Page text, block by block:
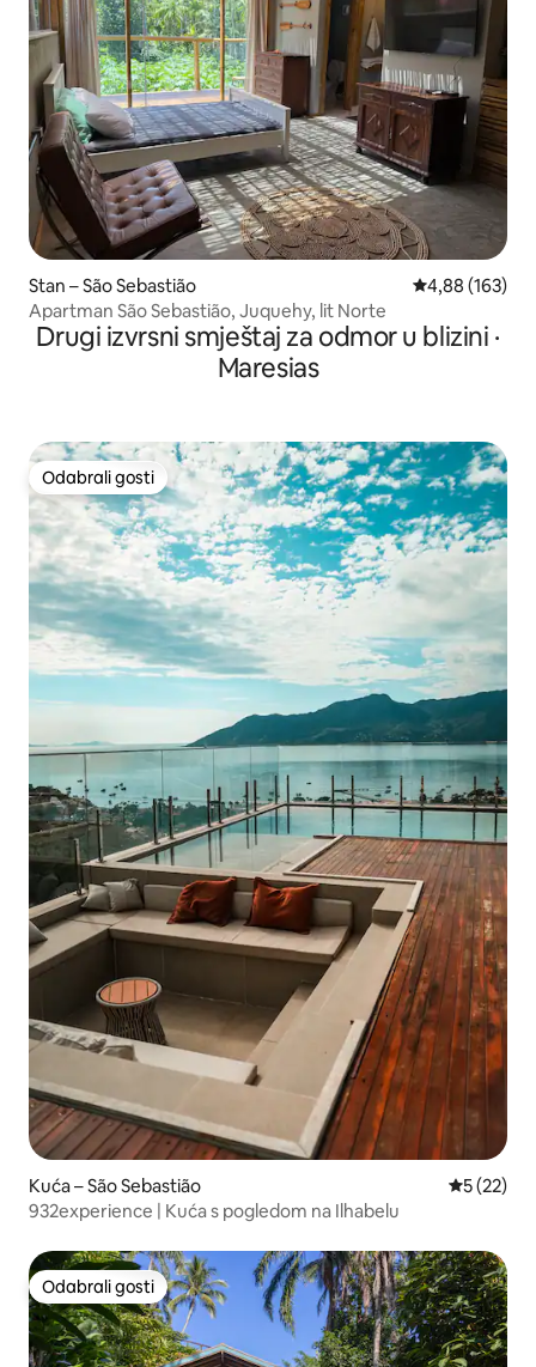
Stan – São Sebastião Prosječna
4,88 (163)
Apartman São Sebastião, Juquehy, lit Norte
Drugi izvrsni smještaj za odmor u blizini ·
Maresias
Odabrali gosti
Odabrali gosti
Kuća – São Sebastião Prosječna
5 (22)
932experience | Kuća s pogledom na Ilhabelu
Odabrali gosti
Odabrali gosti